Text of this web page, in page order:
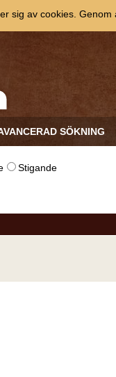
SÖKNING
Stigande
sig av cookies.